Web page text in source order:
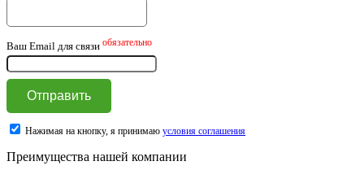
Ваш Email для связи обязательно
Нажимая на кнопку, я принимаю условия соглашения
Преимущества нашей компании